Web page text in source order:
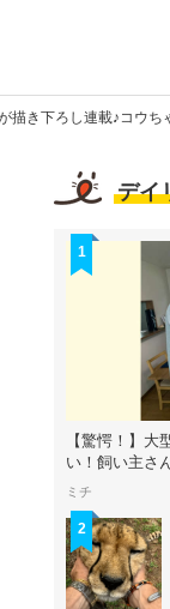
描き下ろし連載♪コウち
デイ
1
【驚愕！】大
い！飼い主さ
ミチ
2